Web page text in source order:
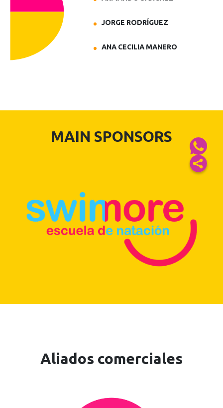
JORGE RODRÍGUEZ
ANA CECILIA MANERO
MAIN SPONSORS
Aliados comerciales